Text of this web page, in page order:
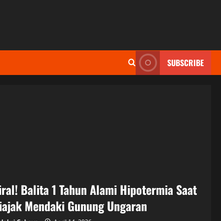
SUBSCRIBE
Balita 1 Tahun Alami Hipotermia Saat
Mendaki Gunung Ungaran